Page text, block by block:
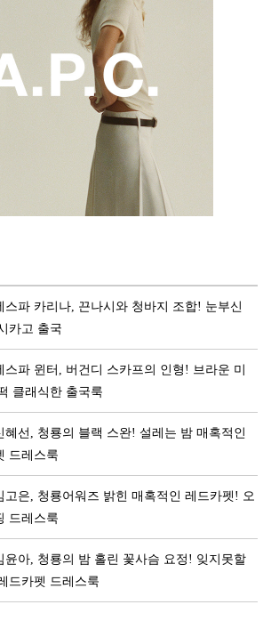
스파 카리나, 끈나시와 청바지 조합! 눈부신
카고 출국
스파 윈터, 버건디 스카프의 인형! 브라운 미
클래식한 출국룩
혜선, 청룡의 블랙 스완! 설레는 밤 매혹적인
드레스룩
고은, 청룡어워즈 밝힌 매혹적인 레드카펫! 오
드레스룩
윤아, 청룡의 밤 홀린 꽃사슴 요정! 잊지못할
드카펫 드레스룩